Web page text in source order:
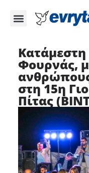
Κατάμεστη
Φουρνάς,
στη 15η
Πίτας